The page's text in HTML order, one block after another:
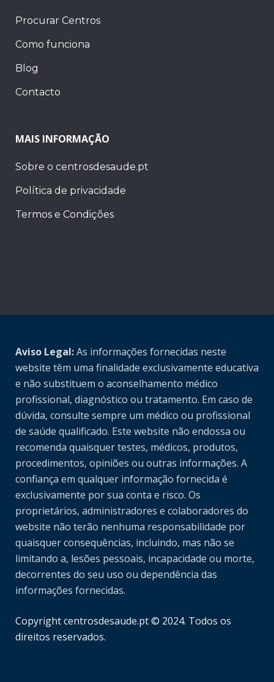
Procurar Centros
Como funciona
Blog
Contacto
MAIS INFORMAÇÃO
Sobre o centrosdesaude.pt
Política de privacidade
Termos e Condições
Aviso Legal:As informações fornecidas neste
website têm uma finalidade exclusivamente educativa
e não substituem o aconselhamento médico
profissional, diagnóstico ou tratamento. Em caso de
dúvida, consulte sempre um médico ou profissional
de saúde qualificado. Este website não endossa ou
recomenda quaisquer testes, médicos, produtos,
procedimentos, opiniões ou outras informações. A
confiança em qualquer informação fornecida é
exclusivamente por sua conta e risco. Os
proprietários, administradores e colaboradores do
website não terão nenhuma responsabilidade por
quaisquer consequências, incluindo, mas não se
limitando a, lesões pessoais, incapacidade ou morte,
decorrentes do seu uso ou dependência das
informações fornecidas.
Copyright centrosdesaude.pt © 2024. Todos os
direitos reservados.